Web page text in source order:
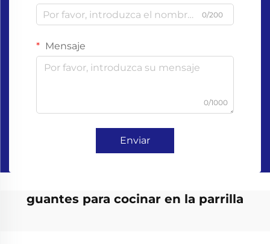
0/200
Mensaje
0/1000
Enviar
guantes para cocinar en la parrilla